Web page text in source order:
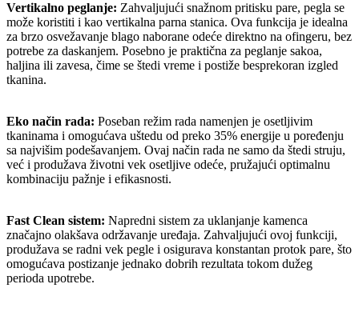
Vertikalno peglanje: Zahvaljujući snažnom pritisku pare, pegla se
može koristiti i kao vertikalna parna stanica. Ova funkcija je idealna
za brzo osvežavanje blago naborane odeće direktno na ofingeru, bez
potrebe za daskanjem. Posebno je praktična za peglanje sakoa,
haljina ili zavesa, čime se štedi vreme i postiže besprekoran izgled
tkanina.
Eko način rada: Poseban režim rada namenjen je osetljivim
tkaninama i omogućava uštedu od preko 35% energije u poređenju
sa najvišim podešavanjem. Ovaj način rada ne samo da štedi struju,
već i produžava životni vek osetljive odeće, pružajući optimalnu
kombinaciju pažnje i efikasnosti.
Fast Clean sistem: Napredni sistem za uklanjanje kamenca
značajno olakšava održavanje uređaja. Zahvaljujući ovoj funkciji,
produžava se radni vek pegle i osigurava konstantan protok pare, što
omogućava postizanje jednako dobrih rezultata tokom dužeg
perioda upotrebe.